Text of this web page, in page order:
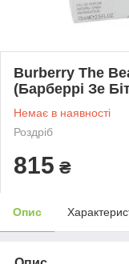
Burberry The
(Барберрі Зе
Немає в наявності
Роздріб
815 ₴
Опис